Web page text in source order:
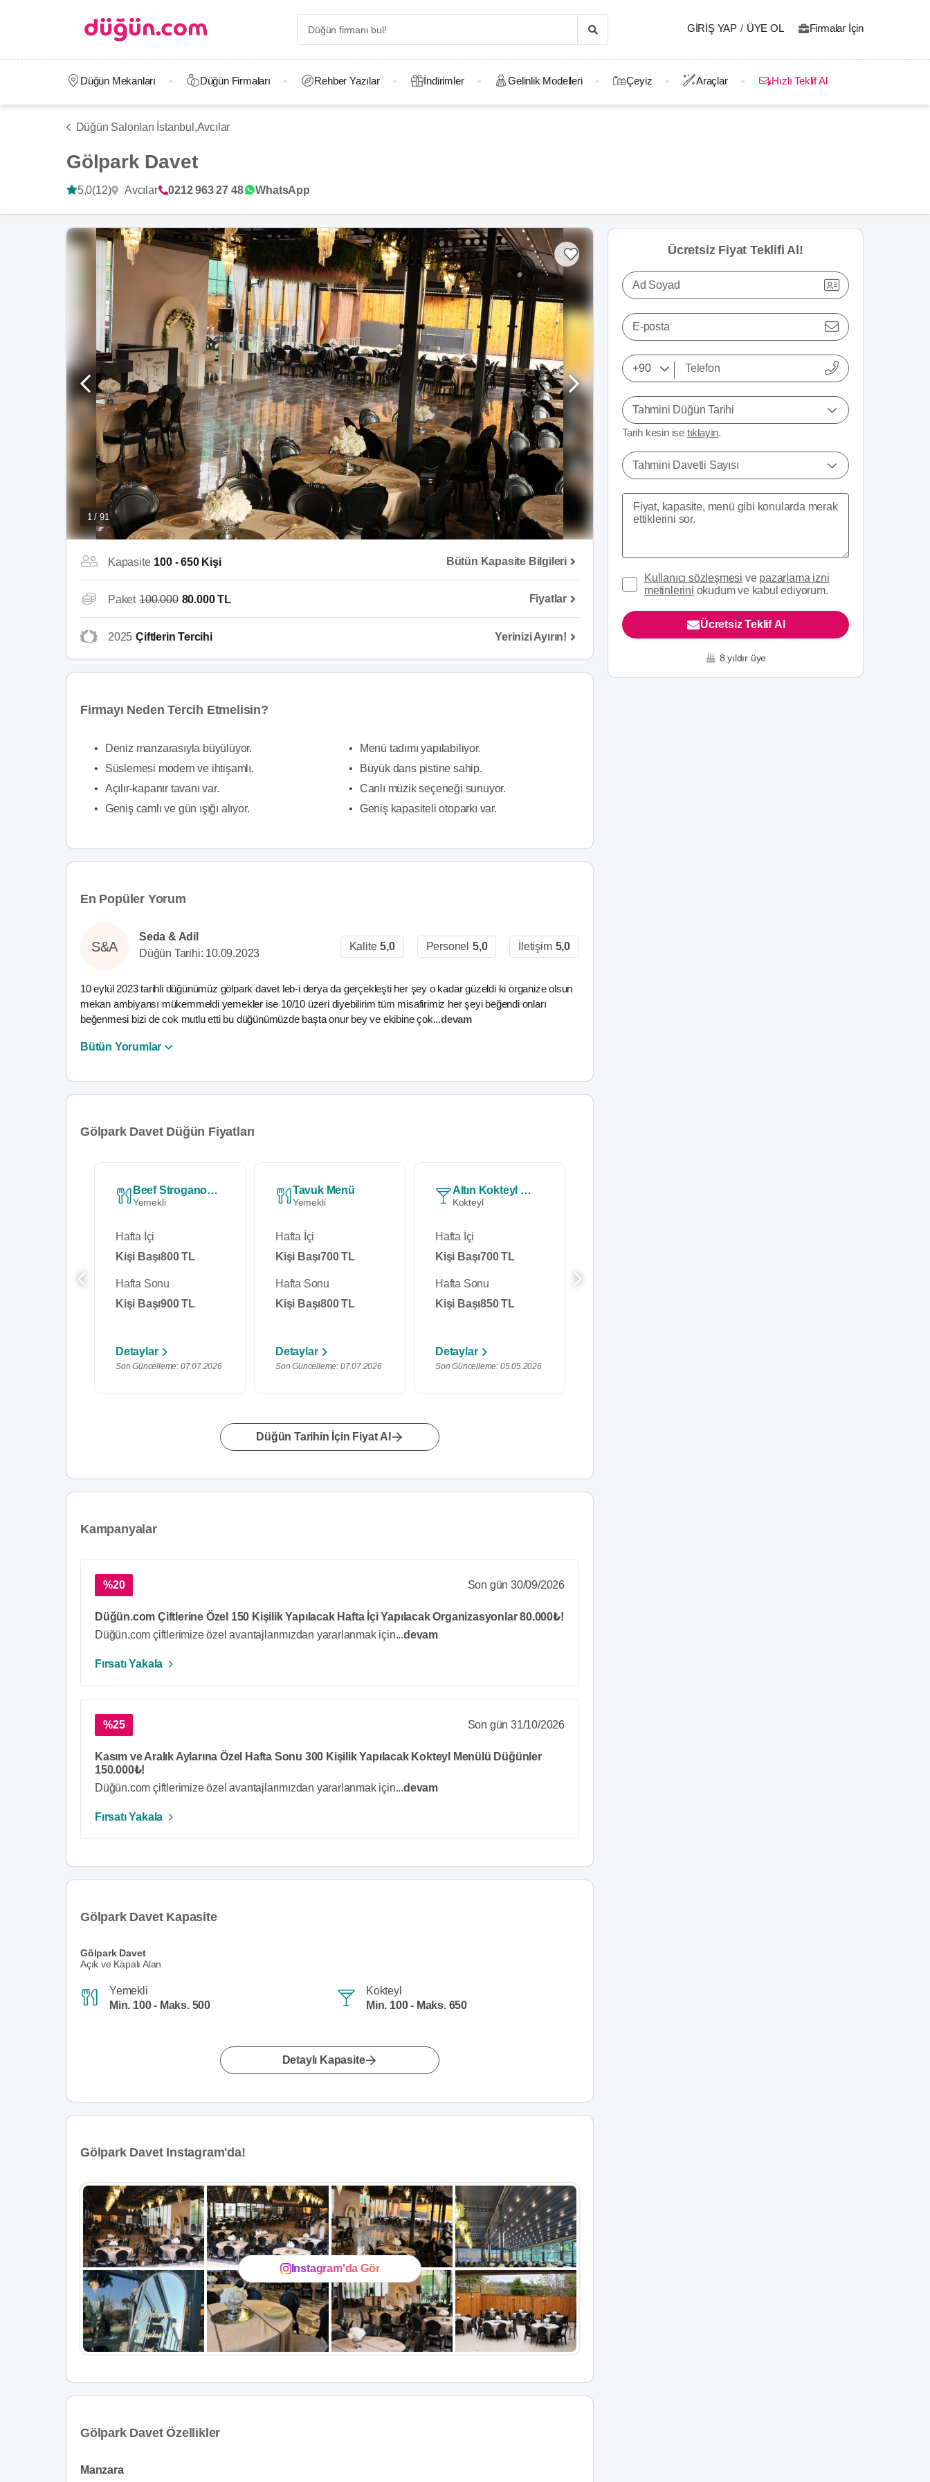
GIRIŞ YAP / ÜYE OL Firmalar İçin
Düğün Mekanları Düğün Firmaları Rehber Yazılar İndirimler Gelinlik Modelleri Çeyiz Araçlar Hızlı Teklif Al
Düğün Salonları İstanbul,Avcılar
Gölpark Davet
5,0(12) Avcılar 0212 963 27 48 WhatsApp
1 / 91
Kapasite 100 - 650 Kişi Bütün Kapasite Bilgileri
Paket 100.000 80.000 TL Fiyatlar
2025 Çiftlerin Tercihi Yerinizi Ayırın!
Firmayı Neden Tercih Etmelisin?
•
Deniz manzarasıyla büyülüyor.
•
Süslemesi modern ve ihtişamlı.
•
Açılır-kapanır tavanı var.
•
Geniş camlı ve gün ışığı alıyor.
•
Menü tadımı yapılabiliyor.
•
Büyük dans pistine sahip.
•
Canlı müzik seçeneği sunuyor.
•
Geniş kapasiteli otoparkı var.
En Popüler Yorum
S&A
Seda & Adil
Düğün Tarihi: 10.09.2023
Kalite 5,0 Personel 5,0 İletişim 5,0
10 eylül 2023 tarihli düğünümüz gölpark davet leb-i derya da gerçekleşti her şey o kadar güzeldi ki organize olsun
mekan ambiyansı mükemmeldi yemekler ise 10/10 üzeri diyebilirim tüm misafirimiz her şeyi beğendi onları
beğenmesi bizi de cok mutlu etti bu düğünümüzde başta onur bey ve ekibine çok...devam
Bütün Yorumlar
Gölpark Davet Düğün Fiyatları
Beef Stroganoff Menü
Yemekli
Hafta İçi
Kişi Başı800 TL
Hafta Sonu
Kişi Başı900 TL
Detaylar
Son Güncelleme: 07.07.2026
Tavuk Menü
Yemekli
Hafta İçi
Kişi Başı700 TL
Hafta Sonu
Kişi Başı800 TL
Detaylar
Son Güncelleme: 07.07.2026
Altın Kokteyl Menü
Kokteyl
Hafta İçi
Kişi Başı700 TL
Hafta Sonu
Kişi Başı850 TL
Detaylar
Son Güncelleme: 05.05.2026
Düğün Tarihin İçin Fiyat Al
Kampanyalar
%20 Son gün 30/09/2026
Düğün.com Çiftlerine Özel 150 Kişilik Yapılacak Hafta İçi Yapılacak Organizasyonlar 80.000₺!
Düğün.com çiftlerimize özel avantajlarımızdan yararlanmak için...devam
Fırsatı Yakala
%25 Son gün 31/10/2026
Kasım ve Aralık Aylarına Özel Hafta Sonu 300 Kişilik Yapılacak Kokteyl Menülü Düğünler
150.000₺!
Düğün.com çiftlerimize özel avantajlarımızdan yararlanmak için...devam
Fırsatı Yakala
Gölpark Davet Kapasite
Gölpark Davet
Açık ve Kapalı Alan
Yemekli
Min. 100 - Maks. 500
Kokteyl
Min. 100 - Maks. 650
Detaylı Kapasite
Gölpark Davet Instagram'da!
Instagram'da Gör
Gölpark Davet Özellikler
Manzara
Ücretsiz Fiyat Teklifi Al!
Ad Soyad
E-posta
Tahmini Düğün Tarihi
Tarih kesin ise tıklayın.
Tahmini Davetli Sayısı
Kullanıcı sözleşmesi ve pazarlama izni
metinlerini okudum ve kabul ediyorum.
Ücretsiz Teklif Al
8 yıldır üye